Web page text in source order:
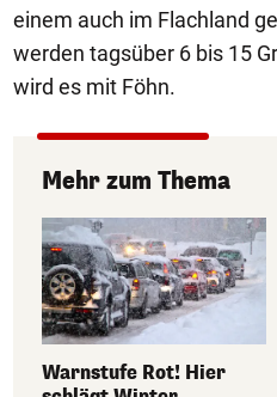
einem auch im Flachland
werden tagsüber 6 bis 15
wird es mit Föhn.
Mehr zum Thema
Warnstufe Rot! Hier